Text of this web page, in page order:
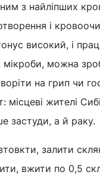
з найліпших
і
високий, і
мікроби, можна
на грип чи
місцеві жителі
застуди, а й раку.
залити
вжити по 0,5